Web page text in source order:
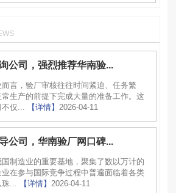
公司，强烈推荐华南验...
言，验厂审核往往时间紧迫、任务繁
生产的前提下完成大量的准备工作。这
不仅...
【详情】 2026-04-11
公司，华南验厂网口碑...
制造业的重要基地，聚集了数以万计的
在参与国际竞争过程中普遍面临着各类
...
【详情】 2026-04-11